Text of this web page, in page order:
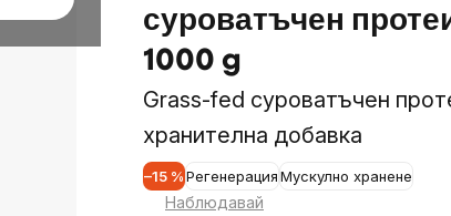
суроватъчен
1000 g
Grass-fed суроватъчен
хранителна добавка
–15 %РегенерацияМускулно хранене
Наблюдавай